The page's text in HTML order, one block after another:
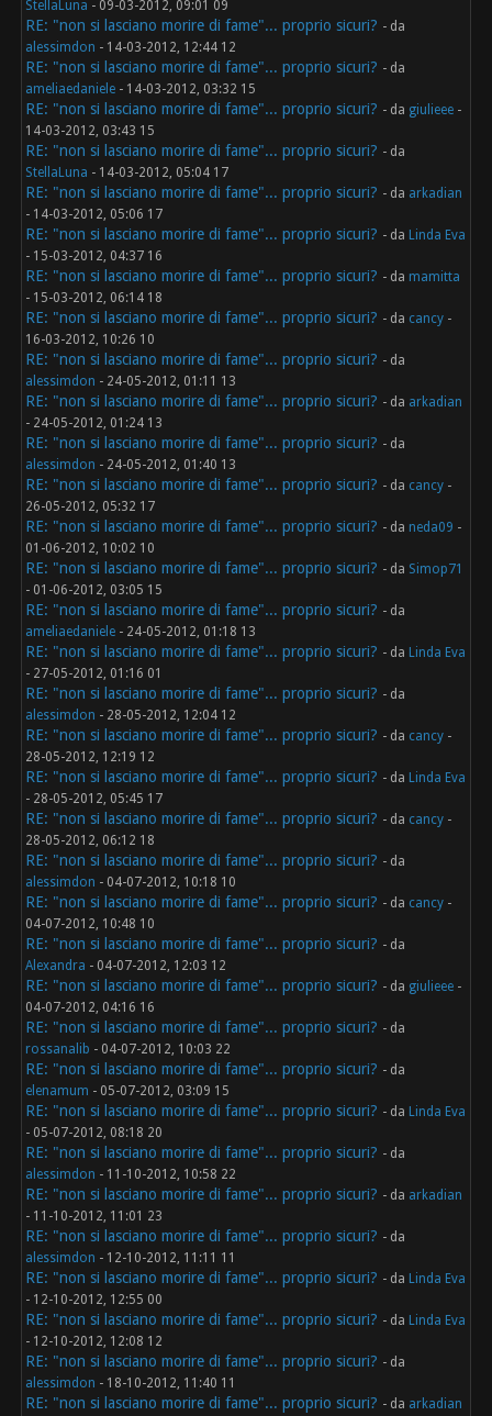
StellaLuna - 09-03-2012, 09:01 09
RE: "non si lasciano morire di fame"... proprio sicuri? - da
alessimdon - 14-03-2012, 12:44 12
RE: "non si lasciano morire di fame"... proprio sicuri? - da
ameliaedaniele - 14-03-2012, 03:32 15
RE: "non si lasciano morire di fame"... proprio sicuri? - da giulieee -
14-03-2012, 03:43 15
RE: "non si lasciano morire di fame"... proprio sicuri? - da
StellaLuna - 14-03-2012, 05:04 17
RE: "non si lasciano morire di fame"... proprio sicuri? - da arkadian
- 14-03-2012, 05:06 17
RE: "non si lasciano morire di fame"... proprio sicuri? - da Linda Eva
- 15-03-2012, 04:37 16
RE: "non si lasciano morire di fame"... proprio sicuri? - da mamitta
- 15-03-2012, 06:14 18
RE: "non si lasciano morire di fame"... proprio sicuri? - da cancy -
16-03-2012, 10:26 10
RE: "non si lasciano morire di fame"... proprio sicuri? - da
alessimdon - 24-05-2012, 01:11 13
RE: "non si lasciano morire di fame"... proprio sicuri? - da arkadian
- 24-05-2012, 01:24 13
RE: "non si lasciano morire di fame"... proprio sicuri? - da
alessimdon - 24-05-2012, 01:40 13
RE: "non si lasciano morire di fame"... proprio sicuri? - da cancy -
26-05-2012, 05:32 17
RE: "non si lasciano morire di fame"... proprio sicuri? - da neda09 -
01-06-2012, 10:02 10
RE: "non si lasciano morire di fame"... proprio sicuri? - da Simop71
- 01-06-2012, 03:05 15
RE: "non si lasciano morire di fame"... proprio sicuri? - da
ameliaedaniele - 24-05-2012, 01:18 13
RE: "non si lasciano morire di fame"... proprio sicuri? - da Linda Eva
- 27-05-2012, 01:16 01
RE: "non si lasciano morire di fame"... proprio sicuri? - da
alessimdon - 28-05-2012, 12:04 12
RE: "non si lasciano morire di fame"... proprio sicuri? - da cancy -
28-05-2012, 12:19 12
RE: "non si lasciano morire di fame"... proprio sicuri? - da Linda Eva
- 28-05-2012, 05:45 17
RE: "non si lasciano morire di fame"... proprio sicuri? - da cancy -
28-05-2012, 06:12 18
RE: "non si lasciano morire di fame"... proprio sicuri? - da
alessimdon - 04-07-2012, 10:18 10
RE: "non si lasciano morire di fame"... proprio sicuri? - da cancy -
04-07-2012, 10:48 10
RE: "non si lasciano morire di fame"... proprio sicuri? - da
Alexandra - 04-07-2012, 12:03 12
RE: "non si lasciano morire di fame"... proprio sicuri? - da giulieee -
04-07-2012, 04:16 16
RE: "non si lasciano morire di fame"... proprio sicuri? - da
rossanalib - 04-07-2012, 10:03 22
RE: "non si lasciano morire di fame"... proprio sicuri? - da
elenamum - 05-07-2012, 03:09 15
RE: "non si lasciano morire di fame"... proprio sicuri? - da Linda Eva
- 05-07-2012, 08:18 20
RE: "non si lasciano morire di fame"... proprio sicuri? - da
alessimdon - 11-10-2012, 10:58 22
RE: "non si lasciano morire di fame"... proprio sicuri? - da arkadian
- 11-10-2012, 11:01 23
RE: "non si lasciano morire di fame"... proprio sicuri? - da
alessimdon - 12-10-2012, 11:11 11
RE: "non si lasciano morire di fame"... proprio sicuri? - da Linda Eva
- 12-10-2012, 12:55 00
RE: "non si lasciano morire di fame"... proprio sicuri? - da Linda Eva
- 12-10-2012, 12:08 12
RE: "non si lasciano morire di fame"... proprio sicuri? - da
alessimdon - 18-10-2012, 11:40 11
RE: "non si lasciano morire di fame"... proprio sicuri? - da arkadian